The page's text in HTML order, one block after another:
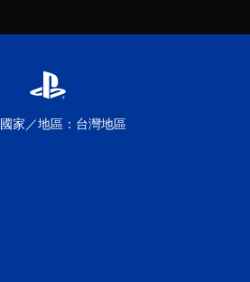
國家／地區：台灣地區